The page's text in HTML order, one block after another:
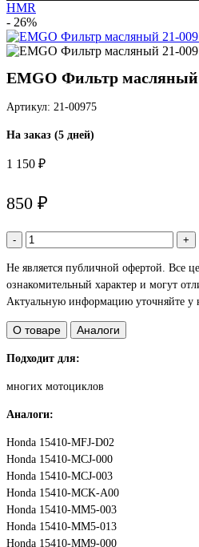
HMR
- 26%
EMGO Фильтр масляный
Артикул: 21-00975
На заказ (5 дней)
1 150 ₽
850 ₽
- +
Не является публичной офертой. Все
ознакомительный характер и могут
Актуальную информацию уточняйте у
О товаре Аналоги
Подходит для:
многих мотоциклов
Аналоги:
Honda 15410-MFJ-D02
Honda 15410-MCJ-000
Honda 15410-MCJ-003
Honda 15410-MCK-A00
Honda 15410-MM5-003
Honda 15410-MM5-013
Honda 15410-MM9-000